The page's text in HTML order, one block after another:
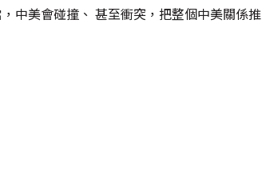
中美會碰撞、 甚至衝突，把整個中美關係推